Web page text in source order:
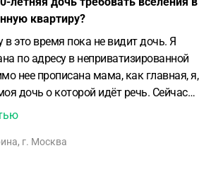
квартиру?
это время пока не видит дочь. Я
по адресу в неприватизированной
нее прописана мама, как главная, я,
дочь о которой идёт речь. Сейчас
адресу, где проживает мой муж и
дочь от первого брака. Я
, г. Москва